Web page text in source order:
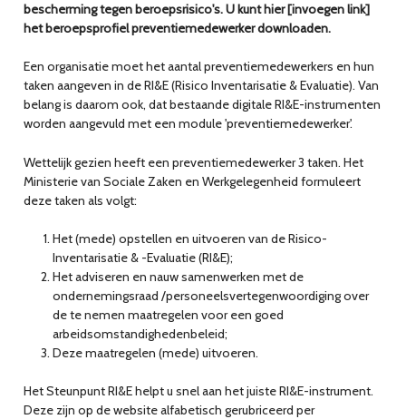
bescherming tegen beroepsrisico's. U kunt hier [invoegen link]
het beroepsprofiel preventiemedewerker downloaden.
Een organisatie moet het aantal preventiemedewerkers en hun
taken aangeven in de RI&E (Risico Inventarisatie & Evaluatie). Van
belang is daarom ook, dat bestaande digitale RI&E-instrumenten
worden aangevuld met een module 'preventiemedewerker'.
Wettelijk gezien heeft een preventiemedewerker 3 taken. Het
Ministerie van Sociale Zaken en Werkgelegenheid formuleert
deze taken als volgt:
Het (mede) opstellen en uitvoeren van de Risico-
Inventarisatie & -Evaluatie (RI&E);
Het adviseren en nauw samenwerken met de
ondernemingsraad /personeelsvertegenwoordiging over
de te nemen maatregelen voor een goed
arbeidsomstandighedenbeleid;
Deze maatregelen (mede) uitvoeren.
Het Steunpunt RI&E helpt u snel aan het juiste RI&E-instrument.
Deze zijn op de website alfabetisch gerubriceerd per